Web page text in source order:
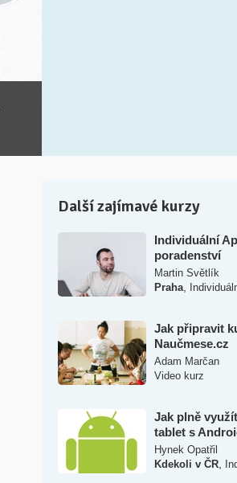
Další zajímavé kurzy
Individuální
poradenství
Martin Světlík
Praha
Jak připravit
Naučmese.cz
Adam Marčan
Video kurz
Jak plně
tablet s
Hynek Opatřil
Kdekoli v ČR